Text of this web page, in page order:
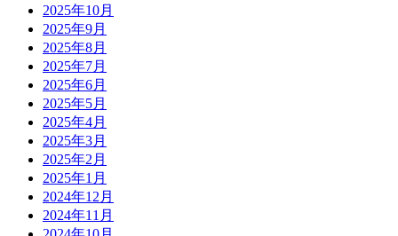
2025年10月
2025年9月
2025年8月
2025年7月
2025年6月
2025年5月
2025年4月
2025年3月
2025年2月
2025年1月
2024年12月
2024年11月